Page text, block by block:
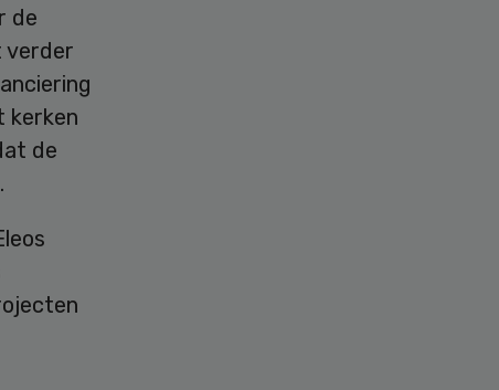
de
verder
kerken
de